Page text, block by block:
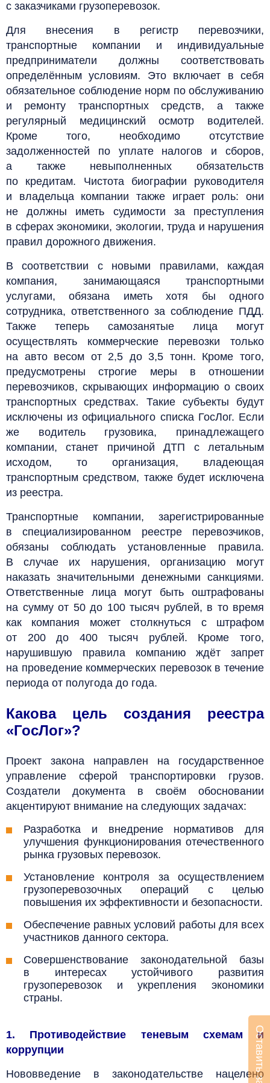
с заказчиками грузоперевозок.
Для внесения в регистр перевозчики,
транспортные компании и индивидуальные
предприниматели должны соответствовать
определённым условиям. Это включает в себя
обязательное соблюдение норм по обслуживанию
и ремонту транспортных средств, а также
регулярный медицинский осмотр водителей.
Кроме того, необходимо отсутствие
задолженностей по уплате налогов и сборов,
а также невыполненных обязательств
по кредитам. Чистота биографии руководителя
и владельца компании также играет роль: они
не должны иметь судимости за преступления
в сферах экономики, экологии, труда и нарушения
правил дорожного движения.
В соответствии с новыми правилами, каждая
компания, занимающаяся транспортными
услугами, обязана иметь хотя бы одного
сотрудника, ответственного за соблюдение ПДД.
Также теперь самозанятые лица могут
осуществлять коммерческие перевозки только
на авто весом от 2,5 до 3,5 тонн. Кроме того,
предусмотрены строгие меры в отношении
перевозчиков, скрывающих информацию о своих
транспортных средствах. Такие субъекты будут
исключены из официального списка ГосЛог. Если
же водитель грузовика, принадлежащего
компании, станет причиной ДТП с летальным
исходом, то организация, владеющая
транспортным средством, также будет исключена
из реестра.
Транспортные компании, зарегистрированные
в специализированном реестре перевозчиков,
обязаны соблюдать установленные правила.
В случае их нарушения, организацию могут
наказать значительными денежными санкциями.
Ответственные лица могут быть оштрафованы
на сумму от 50 до 100 тысяч рублей, в то время
как компания может столкнуться с штрафом
от 200 до 400 тысяч рублей. Кроме того,
нарушившую правила компанию ждёт запрет
на проведение коммерческих перевозок в течение
периода от полугода до года.
Какова цель создания реестра
«ГосЛог»?
Проект закона направлен на государственное
управление сферой транспортировки грузов.
Создатели документа в своём обосновании
акцентируют внимание на следующих задачах:
Разработка и внедрение нормативов для
улучшения функционирования отечественного
рынка грузовых перевозок.
Установление контроля за осуществлением
грузоперевозочных операций с целью
повышения их эффективности и безопасности.
Обеспечение равных условий работы для всех
участников данного сектора.
Совершенствование законодательной базы
в интересах устойчивого развития
грузоперевозок и укрепления экономики
страны.
1. Противодействие теневым схемам и
коррупции
Нововведение в законодательстве нацелено